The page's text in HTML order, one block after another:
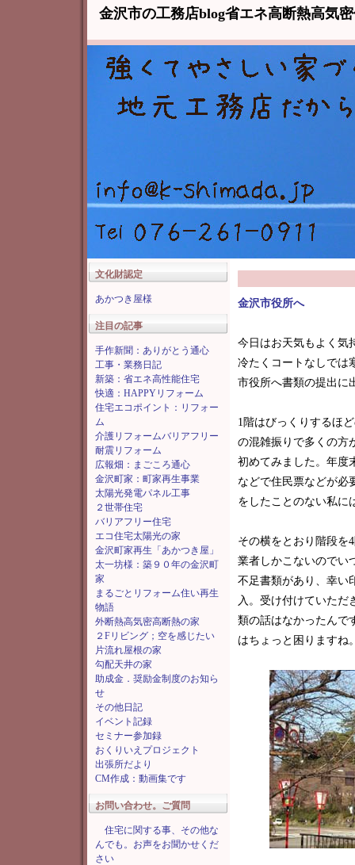
金沢市の工務店blog省エネ高断熱高気
文化財認定
あかつき屋様
注目の記事
手作新聞：ありがとう通心
工事・業務日記
新築：省エネ高性能住宅
快適：HAPPYリフォーム
住宅エコポイント：リフォー
ム
介護リフォームバリアフリー
耐震リフォーム
広報畑：まごころ通心
金沢町家：町家再生事業
太陽光発電パネル工事
２世帯住宅
バリアフリー住宅
エコ住宅太陽光の家
金沢町家再生「あかつき屋」
太一坊様：築９０年の金沢町
家
まるごとリフォーム住い再生
物語
外断熱高気密高断熱の家
２Fリビング；空を感じたい
片流れ屋根の家
勾配天井の家
助成金．奨励金制度のお知ら
せ
その他日記
イベント記録
セミナー参加録
おくりいえプロジェクト
出張所だより
CM作成：動画集です
お問い合わせ。ご質問
住宅に関する事、その他な
んでも。お声をお聞かせくだ
さい
金沢市役所へ
今日はお天気もよく気
冷たくコートなしでは
市役所へ書類の提出に
1階はびっくりするほ
の混雑振りで多くの方
初めてみました。年度
などで住民票などが必
をしたことのない私に
その横をとおり階段を
業者しかこないのでい
不足書類があり、幸
入。受け付けていただ
類の話はなかったんで
はちょっと困りますね